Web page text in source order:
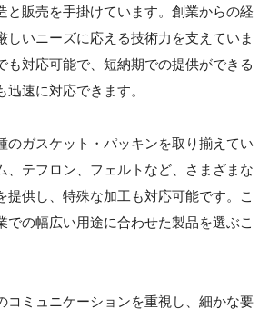
と販売を手掛けています。創業からの経
しいニーズに応える技術力を支えていま
も対応可能で、短納期での提供ができる
速に対応できます。
のガスケット・パッキンを取り揃えてい
、テフロン、フェルトなど、さまざまな
提供し、特殊な加工も対応可能です。こ
での幅広い用途に合わせた製品を選ぶこ
コミュニケーションを重視し、細かな要